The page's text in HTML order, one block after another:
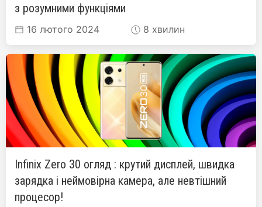
з розумними функціями
16 лютого 2024 8 хвилин
Infinix Zero 30 огляд : крутий дисплей, швидка
зарядка і неймовірна камера, але невтішний
процесор!